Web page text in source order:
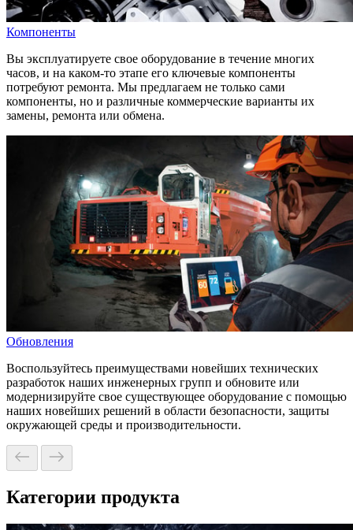
Компоненты
Вы эксплуатируете свое оборудование в течение многих
часов, и на каком-то этапе его ключевые компоненты
потребуют ремонта. Мы предлагаем не только сами
компоненты, но и различные коммерческие варианты их
замены, ремонта или обмена.
Обновления
Воспользуйтесь преимуществами новейших технических
разработок наших инженерных групп и обновите или
модернизируйте свое существующее оборудование с помощью
наших новейших решений в области безопасности, защиты
окружающей среды и производительности.
Категории продукта